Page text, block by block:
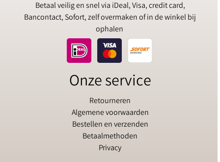
Betaal veilig en snel via iDeal, Visa, credit card,
Bancontact, Sofort, zelf overmaken of in de winkel bij
ophalen
Onze service
Retourneren
Algemene voorwaarden
Bestellen en verzenden
Betaalmethoden
Privacy